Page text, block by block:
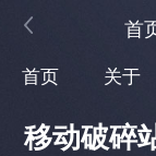
首
首页 关于
移动破碎